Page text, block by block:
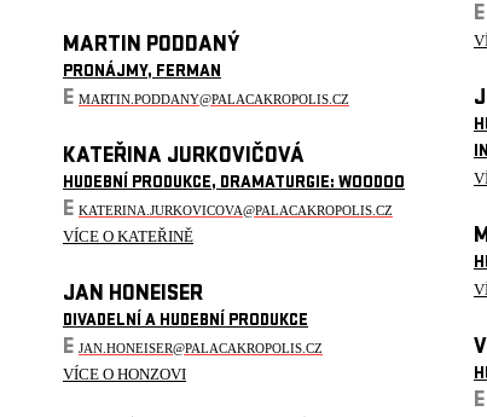
MARTIN PODDANÝ
PRONÁJMY, FERMAN
E MARTIN.PODDANY@PALACAKROPOLIS.CZ
KATEŘINA JURKOVIČOVÁ
HUDEBNÍ PRODUKCE, DRAMATURGIE: WOODOO
E KATERINA.JURKOVICOVA@PALACAKROPOLIS.CZ
VÍCE O KATEŘINĚ
JAN HONEISER
DIVADELNÍ A HUDEBNÍ PRODUKCE
E JAN.HONEISER@PALACAKROPOLIS.CZ
VÍCE O HONZOVI
E
E